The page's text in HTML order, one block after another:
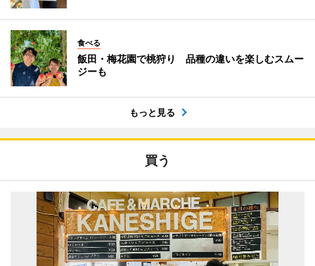
食べる
飯田・梅花園で桃狩り 品種の違いを楽しむスムー
ジーも
もっと見る
買う